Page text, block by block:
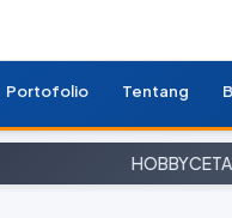
Portofolio Tentang